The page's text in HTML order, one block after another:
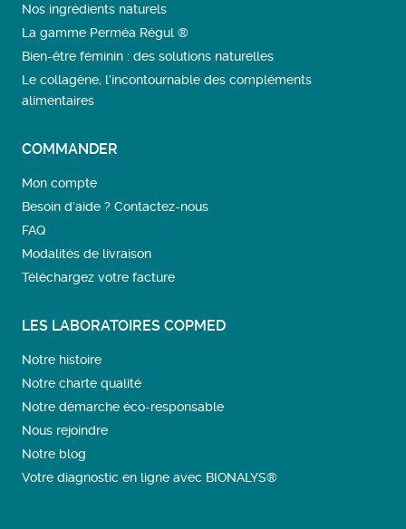
Nos ingrédients naturels
La gamme Perméa Régul ®
Bien-être féminin : des solutions naturelles
Le collagène, l’incontournable des compléments
alimentaires
COMMANDER
Mon compte
Besoin d’aide ? Contactez-nous
FAQ
Modalités de livraison
Téléchargez votre facture
LES LABORATOIRES COPMED
Notre histoire
Notre charte qualité
Notre démarche éco-responsable
Nous rejoindre
Notre blog
Votre diagnostic en ligne avec BIONALYS®